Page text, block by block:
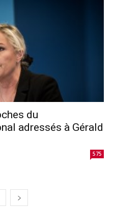
du
adressés à Gérald
575